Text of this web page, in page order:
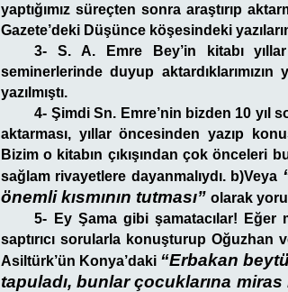
yaptığımız süreçten sonra araştırıp
Gazete’deki Düşünce köşesindeki
3- S. A. Emre Bey’in kitabı
seminerlerinde duyup
yazılmıştı.
4- Şimdi Sn. Emre’nin bizden 10 yıl
aktarması, yıllar öncesinden yazıp
Bizim o kitabın çıkışından çok önceleri
sağlam rivayetlere dayanmalıydı. b)Veya
önemli kısmının tutması” olarak
5- Ey Şama gibi şamatacılar! Eğer
saptırıcı sorularla konuşturup Oğuzhan
Asiltürk’ün Konya’daki “Erbakan
tapuladı, bunlar çocuklarına